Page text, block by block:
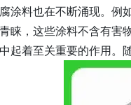
涂料也在不断涌现。
睐，这些涂料不含有害
起着至关重要的作用